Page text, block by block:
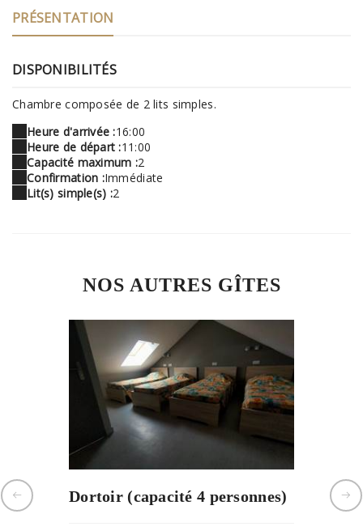
PRÉSENTATION
DISPONIBILITÉS
Chambre composée de 2 lits simples.
Heure d'arrivée :16:00
Heure de départ :11:00
Capacité maximum :2
Confirmation :Immédiate
Lit(s) simple(s) :2
NOS AUTRES GÎTES
Dortoir (capacité 4 personnes)